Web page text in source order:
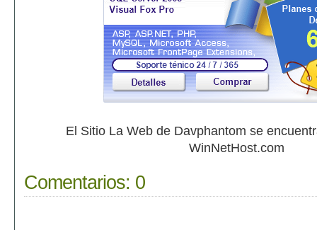
El Sitio La Web de Davphantom se
WinNetHost.com
Comentarios: 0